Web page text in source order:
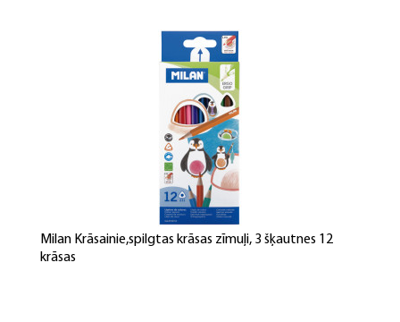
Milan Krāsainie,spilgtas krāsas zīmuļi, 3 šķautnes 12
krāsas